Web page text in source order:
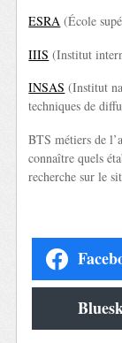
ESRA (École
IIIS (Institut
INSAS (Institut
techniques de
BTS métiers de
connaître quels
recherche sur le